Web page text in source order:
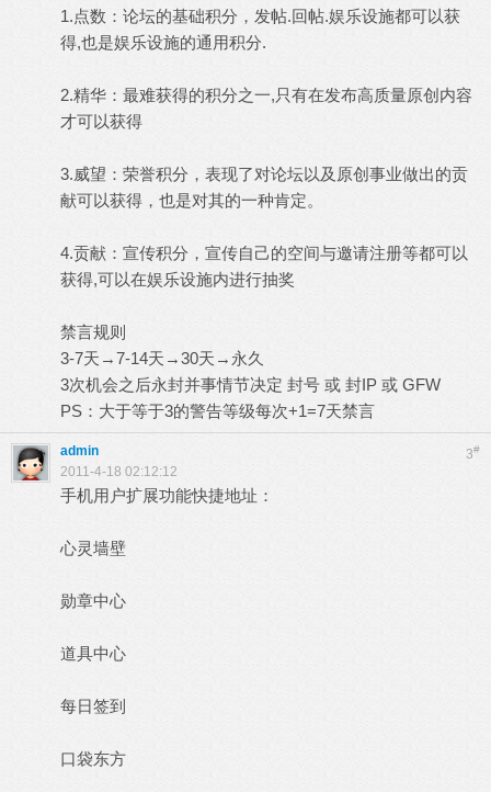
1.点数：论坛的基础积分，发帖.回帖.娱乐设施都可以获
得,也是娱乐设施的通用积分.
2.精华：最难获得的积分之一,只有在发布高质量原创内容
才可以获得
3.威望：荣誉积分，表现了对论坛以及原创事业做出的贡
献可以获得，也是对其的一种肯定。
4.贡献：宣传积分，宣传自己的空间与邀请注册等都可以
获得,可以在娱乐设施内进行抽奖
禁言规则
3-7天→7-14天→30天→永久
3次机会之后永封并事情节决定 封号 或 封IP 或 GFW
PS：大于等于3的警告等级每次+1=7天禁言
3#
admin
2011-4-18 02:12:12
手机用户扩展功能快捷地址：
心灵墙壁
勋章中心
道具中心
每日签到
口袋东方